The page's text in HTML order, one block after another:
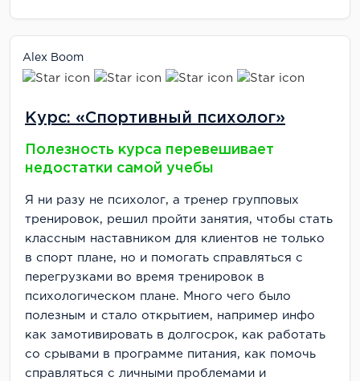
Alex Boom
Курс: «Спортивный психолог»
Полезность курса перевешивает
недостатки самой учебы
Я ни разу не психолог, а тренер групповых
тренировок, решил пройти занятия, чтобы стать
классным наставником для клиентов не только
в спорт плане, но и помогать справляться с
перегрузками во время тренировок в
психологическом плане. Много чего было
полезным и стало открытием, например инфо
как замотивировать в долгосрок, как работать
со срывами в программе питания, как помочь
справляться с личными проблемами и